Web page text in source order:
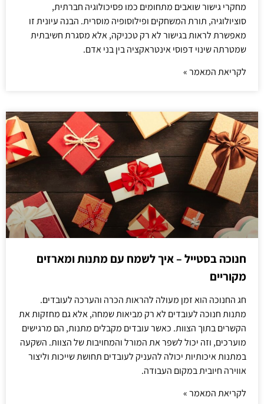
מחקרי גישור שואבים מתחומים כמו פסיכולוגיה חברתית,
סוציולוגיה, תורת המשחקים ופילוסופיה מוסרית. הבנה עיונית זו
מאפשרת לראות בגישור לא רק טכניקה, אלא מסגרת חשיבתית
שמטרתה שינוי דפוסי אינטראקציה בין בני אדם.
לקריאת המאמר »
חנוכה בסטייל – איך לשמח עם מתנות ומארזים
מקוריים
חג החנוכה הוא זמן מעולה להראות הכרה והערכה לעובדים.
מתנות חנוכה לעובדים לא רק מביאות שמחה, אלא גם מחזקות את
הקשרים בתוך הצוות. כאשר עובדים מקבלים מתנות, הם מרגישים
מוערכים, וזה יכול לשפר את המורל והמחויבות של הצוות. השקעה
במתנות איכותיות יכולה להעניק לעובדים תחושת שייכות וליצור
אווירה חיובית במקום העבודה.
לקריאת המאמר »